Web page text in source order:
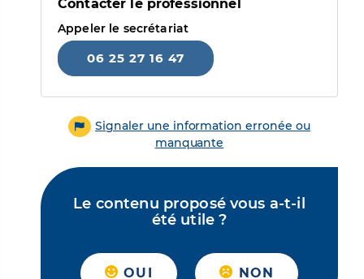
Contacter le professionnel
Appeler le secrétariat
06 25 27 16 47
Signaler une information erronée ou
manquante
Le contenu proposé vous a-t-il
été utile ?
OUI NON